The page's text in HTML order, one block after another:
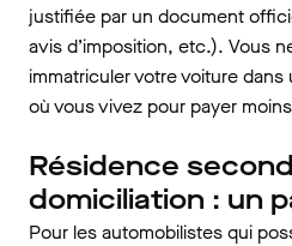
justifiée par un document
avis d’imposition, etc.). Vous
immatriculer votre voiture
où vous vivez pour payer
Résidence
domiciliation : un
Pour les automobilistes qui